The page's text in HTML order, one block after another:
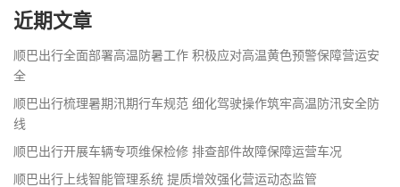
近期文章
顺巴出行全面部署高温防暑工作 积极应对高温黄色预警保障营运安
全
顺巴出行梳理暑期汛期行车规范 细化驾驶操作筑牢高温防汛安全防
线
顺巴出行开展车辆专项维保检修 排查部件故障保障运营车况
顺巴出行上线智能管理系统 提质增效强化营运动态监管